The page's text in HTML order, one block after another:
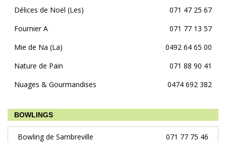
Délices de Noël (Les)
071 47 25 67
Fournier A
071 77 13 57
Mie de Na (La)
0492 64 65 00
Nature de Pain
071 88 90 41
Nuages & Gourmandises
0474 692 382
BOWLINGS
Bowling de Sambreville 071 77 75 46